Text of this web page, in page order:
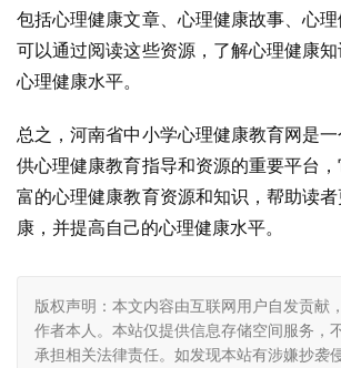
包括心理健康文章、心理健康故事、心
可以通过阅读这些资源，了解心理健康
心理健康水平。
总之，河南省中小学心理健康教育网是
供心理健康教育指导和资源的重要平台
富的心理健康教育资源和知识，帮助读
康，并提高自己的心理健康水平。
版权声明：本文内容由互联网用户自发贡献
作者本人。本站仅提供信息存储空间服务，
承担相关法律责任。如发现本站有涉嫌抄袭